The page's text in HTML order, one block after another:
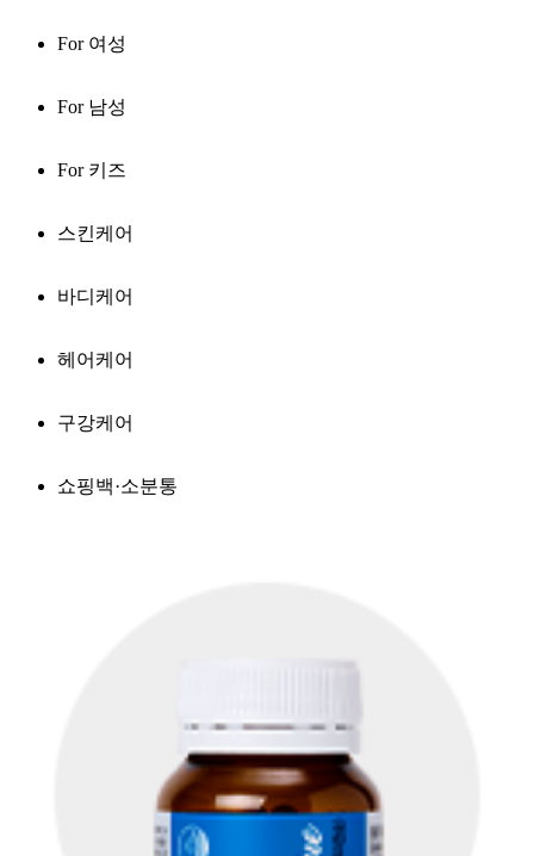
For 여성
For 남성
For 키즈
스킨케어
바디케어
헤어케어
구강케어
쇼핑백·소분통